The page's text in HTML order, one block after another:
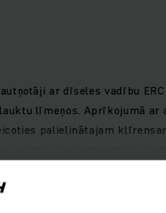
ar dīseles vadību
līmeņos. Aprīkojumā
palielinātajam
vienmērīgu un saudzīgu
kā, piemēram, pārslodzes